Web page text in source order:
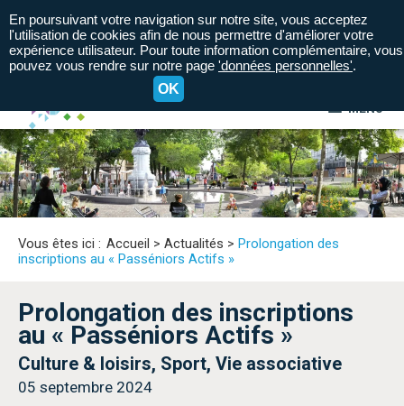
MENU
A= A- A+
Vous êtes ici : Accueil > Actualités > Prolongation des
inscriptions au « Passéniors Actifs »
Prolongation des inscriptions
au « Passéniors Actifs »
Culture & loisirs, Sport, Vie associative
05 septembre 2024
En poursuivant votre navigation sur notre site, vous acceptez
l'utilisation de cookies afin de nous permettre d'améliorer votre
expérience utilisateur. Pour toute information complémentaire, vous
pouvez vous rendre sur notre page 'données personnelles'.
OK